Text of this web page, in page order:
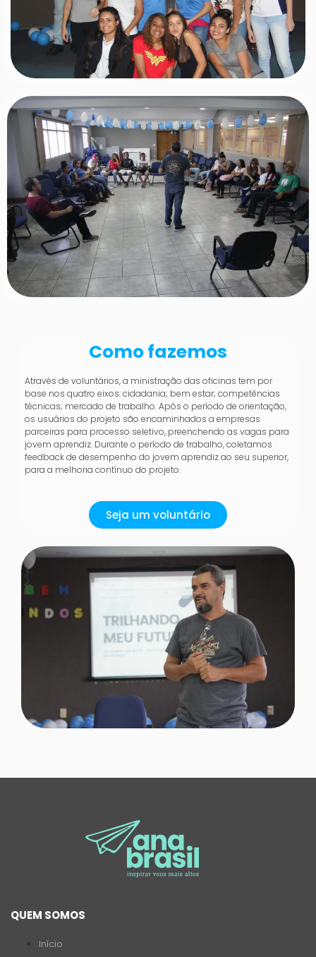
Como fazemos
Através de voluntários, a ministração das oficinas tem por
base nos quatro eixos: cidadania; bem estar; competências
técnicas; mercado de trabalho. Após o período de orientação,
os usuários do projeto são encaminhados a empresas
parceiras para processo seletivo, preenchendo as vagas para
jovem aprendiz. Durante o período de trabalho, coletamos
feedback de desempenho do jovem aprendiz ao seu superior,
para a melhoria contínuo do projeto.
Seja um voluntário
QUEM SOMOS
Início